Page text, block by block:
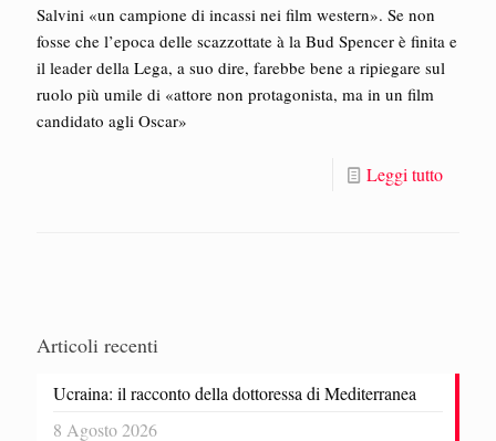
Salvini «un campione di incassi nei film western». Se non
fosse che l’epoca delle scazzottate à la Bud Spencer è finita e
il leader della Lega, a suo dire, farebbe bene a ripiegare sul
ruolo più umile di «attore non protagonista, ma in un film
candidato agli Oscar»
Leggi tutto
Articoli recenti
Ucraina: il racconto della dottoressa di Mediterranea
8 Agosto 2026